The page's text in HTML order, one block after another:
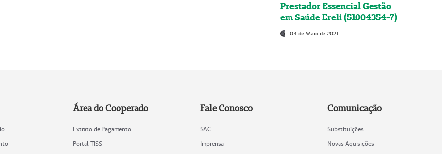
Prestador Essencial Gestão
em Saúde Ereli (51004354-7)
04 de Maio de 2021
Área do Cooperado
Extrato de Pagamento
Portal TISS
Fale Conosco
SAC
Imprensa
Comunicação
Substituições
Novas Aquisições